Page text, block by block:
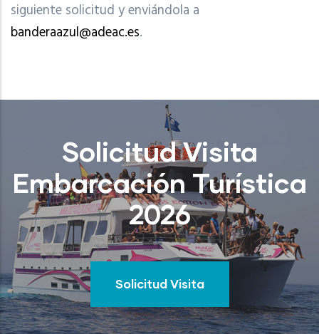
siguiente solicitud y enviándola a
banderaazul@adeac.es.
Solicitud Visita
Embarcación Turística
2026
Solicitud Visita